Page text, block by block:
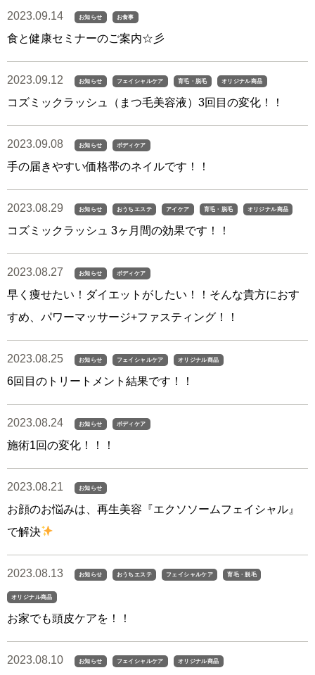
2023.09.14 お知らせ お食事
食と健康セミナーのご案内☆彡
2023.09.12 お知らせ フェイシャルケア 育毛・脱毛 オリジナル商品
コズミックラッシュ（まつ毛美容液）3回目の変化！！
2023.09.08 お知らせ ボディケア
手の届きやすい価格帯のネイルです！！
2023.08.29 お知らせ おうちエステ アイケア 育毛・脱毛 オリジナル商品
コズミックラッシュ 3ヶ月間の効果です！！
2023.08.27 お知らせ ボディケア
早く痩せたい！ダイエットがしたい！！そんな貴方におす
すめ、パワーマッサージ+ファスティング！！
2023.08.25 お知らせ フェイシャルケア オリジナル商品
6回目のトリートメント結果です！！
2023.08.24 お知らせ ボディケア
施術1回の変化！！！
2023.08.21 お知らせ
お顔のお悩みは、再生美容『エクソソームフェイシャル』
で解決
2023.08.13 お知らせ おうちエステ フェイシャルケア 育毛・脱毛
オリジナル商品
お家でも頭皮ケアを！！
2023.08.10 お知らせ フェイシャルケア オリジナル商品